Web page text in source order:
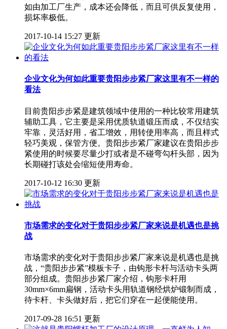
如由加工厂生产，成本还会降低，而且可供反复使用，
损坏率极低。
2017-10-14 15:27 更新
企业文化为何如此重要贵阳步步紧厂家这里有不一样的
看法
目前贵阳步步紧是建筑领域中使用的一种比较常用建筑
辅助工具，它主要是采用优质轨道锻压而成，不仅结实
牢靠，灵活好用，省工增效，用转使用率高，而且样式
轻巧美观，保管方便。贵阳步步紧厂家建议在贵阳步步
紧使用的时候要尽量少打或者是不碰弯勾杆头部，因为
长期碰打该处会缩短使用寿命。
2017-10-12 16:30 更新
市场需求的变化对于贵阳步步紧厂家来说是机遇也是挑
战
市场需求的变化对于贵阳步步紧厂家来说是机遇也是挑
战，“贵阳步步紧”模板卡子，由钩形卡杆与活动卡头两
部分组成。贵阳步步紧厂家介绍，钩形卡杆用
30mm×6mm扁钢，活动卡头用轨道钢经烘炉锻制而成，
待卡杆、卡头做好后，把它们穿在一起便能使用。
2017-09-28 16:51 更新